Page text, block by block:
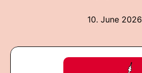
10. June 2026